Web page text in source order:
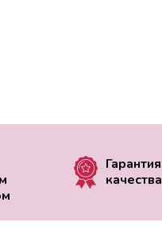
Гарантия
качества